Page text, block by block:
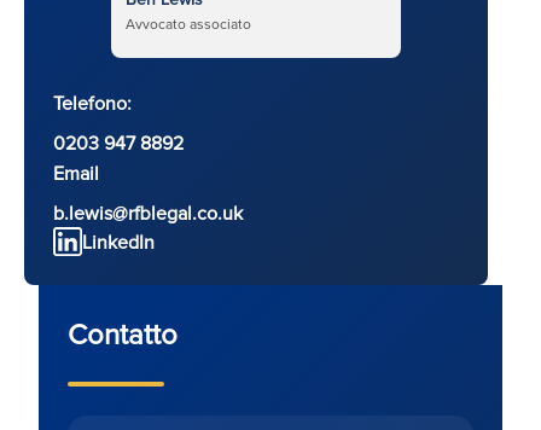
Avvocato associato
Telefono:
0203 947 8892
Email
b.lewis@rfblegal.co.uk
LinkedIn
Contatto